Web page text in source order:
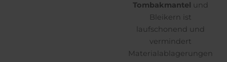
Tombakmantel
und
Bleikern ist
laufschonend und
vermindert
Materialablagerungen